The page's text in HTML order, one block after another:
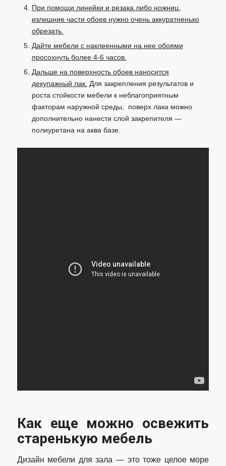
При помощи линейки и резака либо ножниц,
излишние части обоев нужно очень аккуратненько
обрезать.
Дайте мебели с наклеенными на нее обоями
просохнуть более 4-6 часов.
Дальше на поверхность обоев наносится
декупажный лак. Для закрепления результатов и
роста стойкости мебели к неблагоприятным
факторам наружной среды, поверх лака можно
дополнительно нанести слой закрепителя —
полиуретана на аква базе.
Как еще можно освежить
старенькую мебель
Дизайн мебели для зала — это тоже целое море